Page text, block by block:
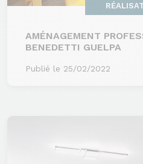
AMÉNAGEMENT
BENEDETTI GUELPA
Publié le 25/02/2022